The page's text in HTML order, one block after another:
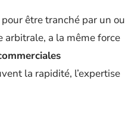
être tranché par un ou
arbitrale, a la même force
la rapidité, l’expertise